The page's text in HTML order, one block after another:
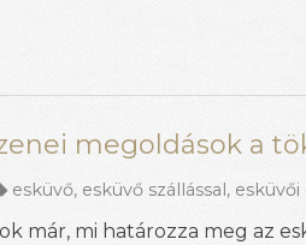
megoldások a
esküvő, esküvő szállással,
már, mi határozza meg az